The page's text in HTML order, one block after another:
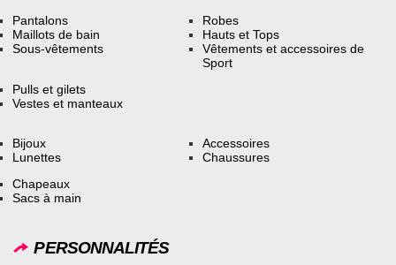
Pantalons
Maillots de bain
Sous-vêtements
Robes
Hauts et Tops
Vêtements et accessoires de
Sport
Pulls et gilets
Vestes et manteaux
Bijoux
Lunettes
Accessoires
Chaussures
Chapeaux
Sacs à main
PERSONNALITÉS